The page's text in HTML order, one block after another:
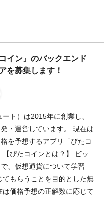
イン』のバックエンド
を募集します！
ト）は2015年に創業し、
・運営しています。 現在は
を予想するアプリ「ぴたコ
ぴたコインとは？】 ビッ
、仮想通貨について学習
てもらうことを目的とした無
価格予想の正解数に応じて